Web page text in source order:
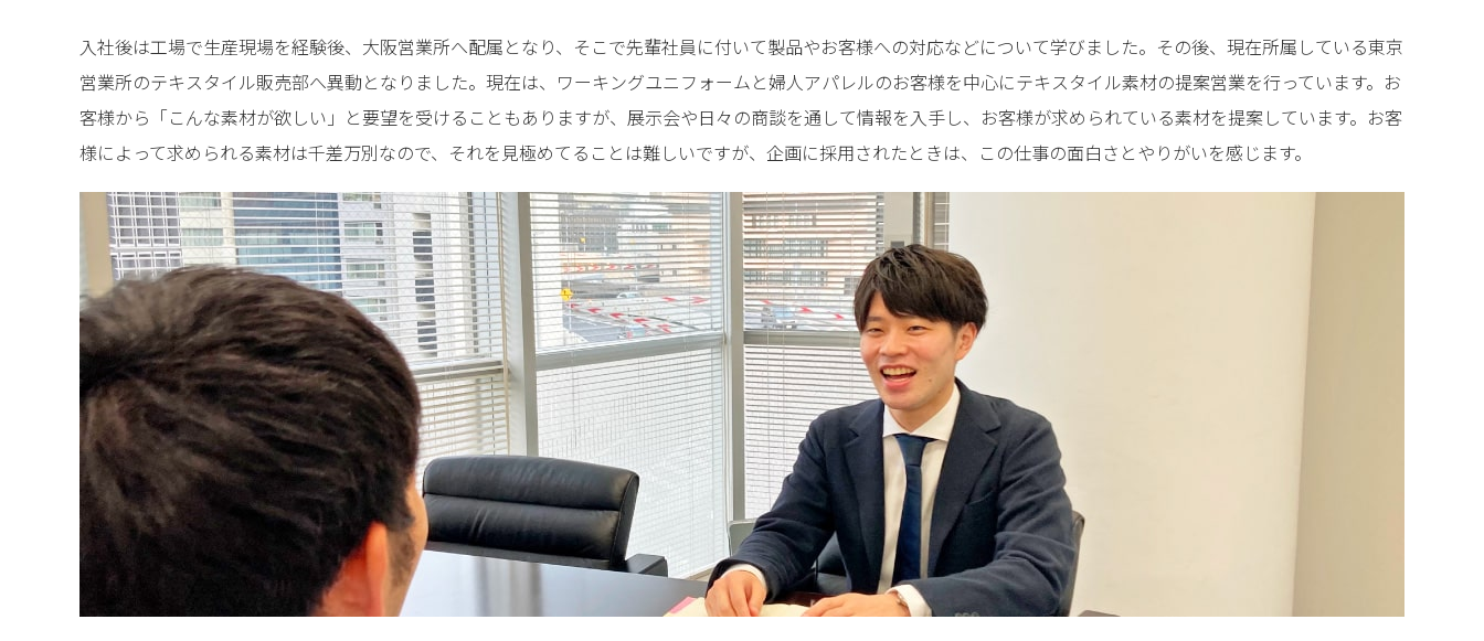
入社後は工場で生産現場を経験後、大阪営業所へ配属となり、そこで先輩社員に付いて製品やお客様への対応などについて学びました。その後、現在所属している東京
営業所のテキスタイル販売部へ異動となりました。現在は、ワーキングユニフォームと婦人アパレルのお客様を中心にテキスタイル素材の提案営業を行っています。お
客様から「こんな素材が欲しい」と要望を受けることもありますが、展示会や日々の商談を通して情報を入手し、お客様が求められている素材を提案しています。お客
様によって求められる素材は千差万別なので、それを見極めてることは難しいですが、企画に採用されたときは、この仕事の面白さとやりがいを感じます。